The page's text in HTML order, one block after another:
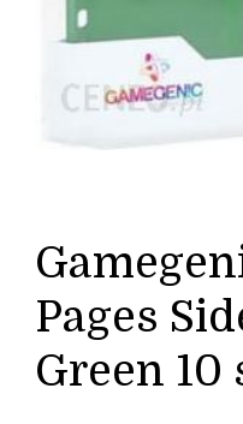
Pages
Green 10